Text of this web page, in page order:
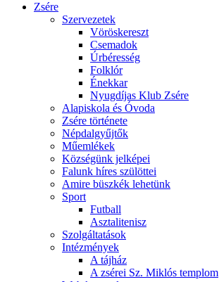
Zsére
Szervezetek
Vöröskereszt
Csemadok
Úrbéresség
Folklór
Énekkar
Nyugdíjas Klub Zsére
Alapiskola és Óvoda
Zsére története
Népdalgyűjtők
Műemlékek
Községünk jelképei
Falunk híres szülöttei
Amire büszkék lehetünk
Sport
Futball
Asztalitenisz
Szolgáltatások
Intézmények
A tájház
A zsérei Sz. Miklós templom